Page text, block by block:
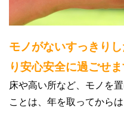
モノがないすっきり
り安心安全に過ごせま
床や高い所など、モノを
ことは、年を取ってから